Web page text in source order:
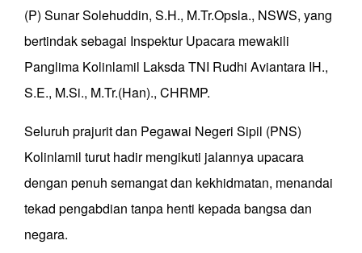
(P) Sunar Solehuddin, S.H., M.Tr.Opsla., NSWS, yang
bertindak sebagai Inspektur Upacara mewakili
Panglima Kolinlamil Laksda TNI Rudhi Aviantara IH.,
S.E., M.Si., M.Tr.(Han)., CHRMP.
Seluruh prajurit dan Pegawai Negeri Sipil (PNS)
Kolinlamil turut hadir mengikuti jalannya upacara
dengan penuh semangat dan kekhidmatan, menandai
tekad pengabdian tanpa henti kepada bangsa dan
negara.